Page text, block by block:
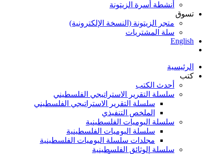
أنشطة أسرة الزيتونة
تسوق
متجر الزيتونة (النسخة الإلكترونية)
سلة المشتريات
English
الرئيسية
كتب
أحدث الكتب
سلسلة التقرير الاستراتيجي الفلسطيني
سلسلة التقرير الاستراتيجي الفلسطيني
الملخص التنفيذي
سلسلة اليوميات الفلسطينية
سلسلة اليوميات الفلسطينية
مجلدات سلسلة اليوميات الفلسطينية
سلسلة الوثائق الفلسطينية